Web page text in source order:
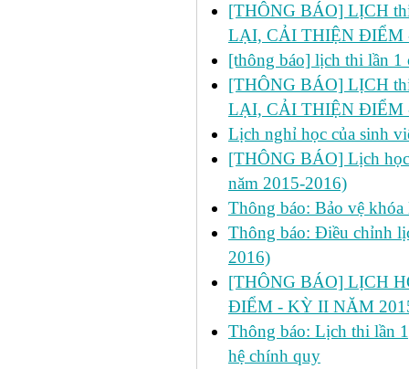
[THÔNG BÁO] LỊCH
LẠI, CẢI THIỆN ĐIỂM
[thông báo] lịch thi lần 1
[THÔNG BÁO] LỊCH thi
LẠI, CẢI THIỆN ĐIỂM
Lịch nghỉ học của sinh
[THÔNG BÁO] Lịch
năm 2015-2016)
Thông báo: Bảo vệ
Thông báo: Điều chỉnh
2016)
[THÔNG BÁO] LỊCH
ĐIỂM - KỲ II NĂM
Thông báo: Lịch thi lần
hệ chính quy